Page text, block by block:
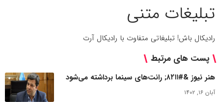
تبلیغات متنی
رادیکال باش! تبلیغاتی متفاوت با رادیکال آرت
پست های مرتبط
هنر نیوز &#۸۲۱۱; رانت‌های سینما برداشته می‌‎شود
آبان ۱۶, ۱۴۰۲